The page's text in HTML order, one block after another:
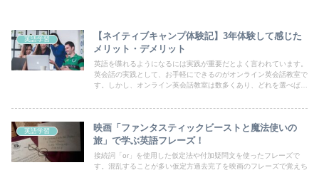
英語学習
【ネイティブキャンプ体験記】3年体験して感じた
メリット・デメリット
英語を喋れるようになるには実践が重要だとよく言われています。
英会話の実践として、お手軽にできるのがオンライン英会話教室で
す。しかし、オンライン英会話教室は数多くあり、どれを選べばい
がらご紹介します。
英語学習
映画「ファンタスティックビーストと魔法使いの
旅」で学ぶ英語フレーズ！
接続詞「or」を使用した仮定法や付加疑問文を使ったフレーズで
す。混乱することが多い仮定方過去完了を映画のフレーズで覚えち